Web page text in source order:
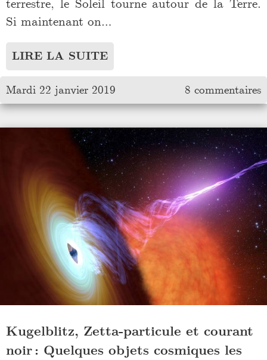
terrestre, le Soleil tourne autour de la Terre.
Si maintenant on…
LIRE LA SUITE
Mardi 22 janvier 2019 8 commentaires
Kugelblitz, Zetta-particule et courant
noir : Quelques objets cosmiques les